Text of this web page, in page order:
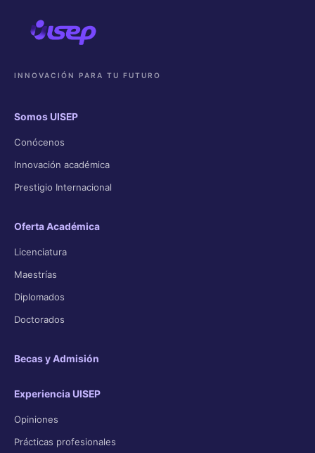
INNOVACIÓN PARA TU FUTURO
Somos UISEP
Conócenos
Innovación académica
Prestigio Internacional
Oferta Académica
Licenciatura
Maestrías
Diplomados
Doctorados
Becas y Admisión
Experiencia UISEP
Opiniones
Prácticas profesionales